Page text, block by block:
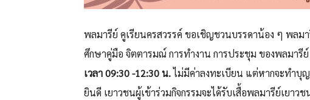
พลมารีย์ คูเรียนครสวรรค์ ขอเชิญชวนบรรดาน้อง ๆ พลม
ศึกษาคู่มือ จิตตารมณ์ การทำงาน การประชุม ของพลมารีย์
เวลา 09:30 -12:30 น.ไม่มีค่าลงทะเบียน แต่หากจะทำบุ
ยินดี เยาวชนผู้เข้าร่วมกิจกรรมจะได้รับเสื้อพลมารีย์เยา